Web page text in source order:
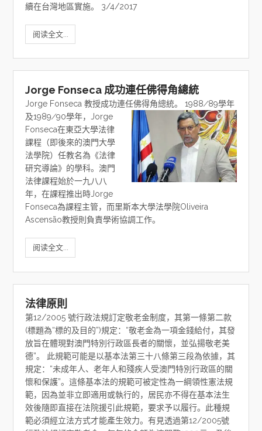
續在台灣地區實施。 3/4/2017
阅读全文...
Jorge Fonseca 成功連任佛得角總統
Jorge Fonseca 教授成功連任佛得角總統。
1988∕89學年
及1989∕90學年，Jorge
Fonseca在東亞大學法律
課程（即後來的澳門大學
法學院）任教名為《法律
研究導論》的學科。澳門
法律課程始於一九八八
年，在課程推出時Jorge
Fonseca為課程主管，而里斯本大學法學院Oliveira
Ascensão教授則負責學術協調工作。
阅读全文...
法律原則
第12/2005 號行政法規訂定敬老金制度，其第一條第二款
(標題為“標的及目的”)規定：“敬老金為一項金錢給付，其發
放旨在體現對澳門特別行政區長者的關懷，並弘揚敬老美
德”。 此規範可能是以基本法第三十八條第三段為依據，其
規定：“未成年人、老年人和殘疾人受澳門特別行政區的關
懷和保護”。這條基本法的規範可被定性為一綱領性憲法規
範，因為並非立即適用或執行的，居民亦不得在基本法生
效後隨即直接在法院援引此規範，要求予以履行。此種規
範必須經立法方式才能產生效力。有見透過第12/2005號